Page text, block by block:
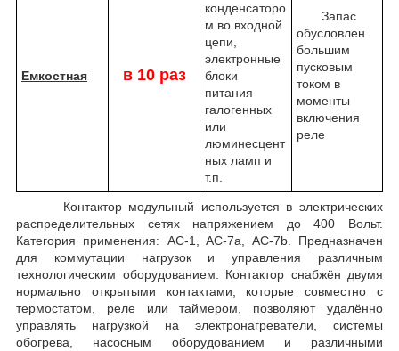
Емкостная в 10 раз
конденсаторо
м во входной
цепи,
электронные
блоки
питания
галогенных
или
люминесцент
ных ламп и
т.п.
Запас
обусловлен
большим
пусковым
током в
моменты
включения
реле
Контактор модульный используется в электрических
распределительных сетях напряжением до 400 Вольт.
Категория применения: AC-1, AC-7a, AC-7b. Предназначен
для коммутации нагрузок и управления различным
технологическим оборудованием. Контактор снабжён двумя
нормально открытыми контактами, которые совместно с
термостатом, реле или таймером, позволяют удалённо
управлять нагрузкой на электронагреватели, системы
обогрева, насосным оборудованием и различными